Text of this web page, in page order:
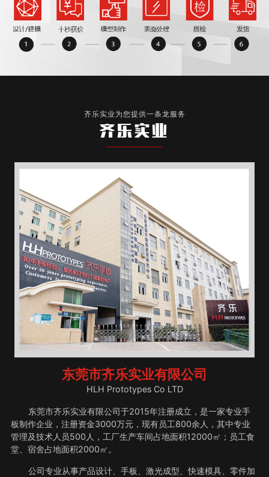
齐乐实业为您提供一条龙服务
齐乐实业
东莞市齐乐实业有限公司
HLH Prototypes Co LTD
东莞市齐乐实业有限公司于2015年注册成立，是一家专业手
板制作企业，注册资金3000万元，现有员工800余人，其中专业
管理及技术人员500人，工厂生产车间占地面积12000㎡；员工食
堂、宿舍占地面积2000㎡。
公司专业从事产品设计、手板、激光成型、快速模具、零件加